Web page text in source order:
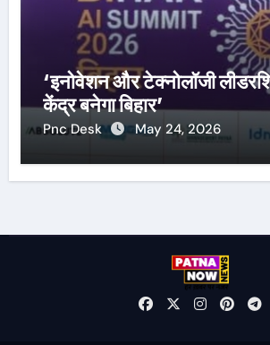
‘इनोवेशन और टेक्नोलॉजी
केंद्र बनेगा बिहार’
Pnc Desk May 24, 2026